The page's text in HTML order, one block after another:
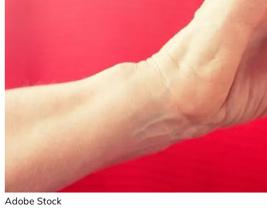
Adobe Stock